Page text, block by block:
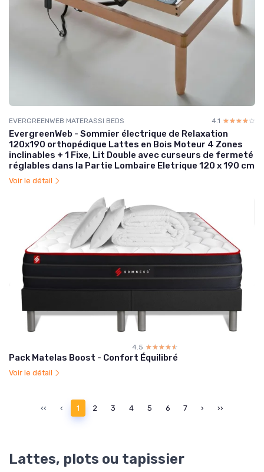
EVERGREENWEB MATERASSI BEDS 4.1 ☆☆☆☆☆
★★★★★
EvergreenWeb - Sommier électrique de Relaxation
120x190 orthopédique Lattes en Bois Moteur 4 Zones
inclinables + 1 Fixe, Lit Double avec curseurs de fermeté
réglables dans la Partie Lombaire Eletrique 120 x 190 cm
Voir le détail
4.5 ☆☆☆☆☆
★★★★★
Pack Matelas Boost - Confort Équilibré
Voir le détail
‹‹ ‹ 1 2 3 4 5 6 7 › ››
Lattes, plots ou tapissier